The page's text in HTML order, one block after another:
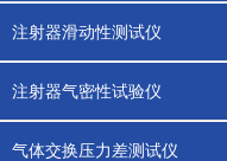
注射器滑动性测试仪
注射器气密性试验仪
气体交换压力差测试仪